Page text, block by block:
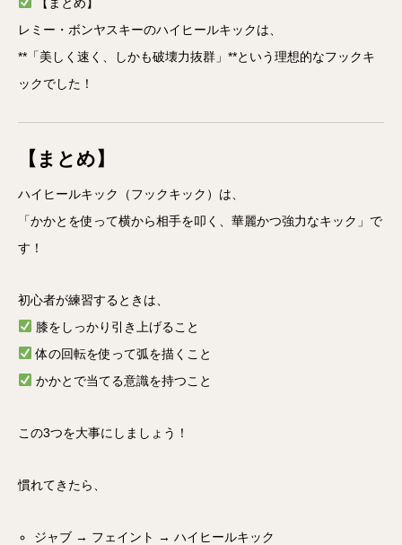
レミー・ボンヤスキーのハイヒールキックは、
**「美しく速く、しかも破壊力抜群」**という理想的なフックキ
ックでした！
【まとめ】
ハイヒールキック（フックキック）は、
「かかとを使って横から相手を叩く、華麗かつ強力なキック」で
す！
初心者が練習するときは、
膝をしっかり引き上げること
体の回転を使って弧を描くこと
かかとで当てる意識を持つこと
この3つを大事にしましょう！
慣れてきたら、
ジャブ → フェイント → ハイヒールキック